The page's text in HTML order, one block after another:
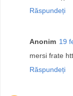
Răspundeți
Anonim 19
mersi frate
Răspundeți